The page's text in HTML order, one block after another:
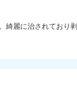
麗に治されており